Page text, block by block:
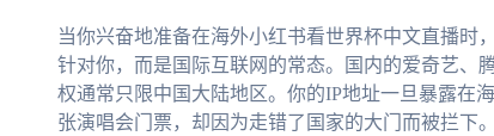
当你兴奋地准备在海外小红书看世界杯中文直播时
针对你，而是国际互联网的常态。国内的爱奇艺、
权通常只限中国大陆地区。你的IP地址一旦暴露在
张演唱会门票，却因为走错了国家的大门而被拦下